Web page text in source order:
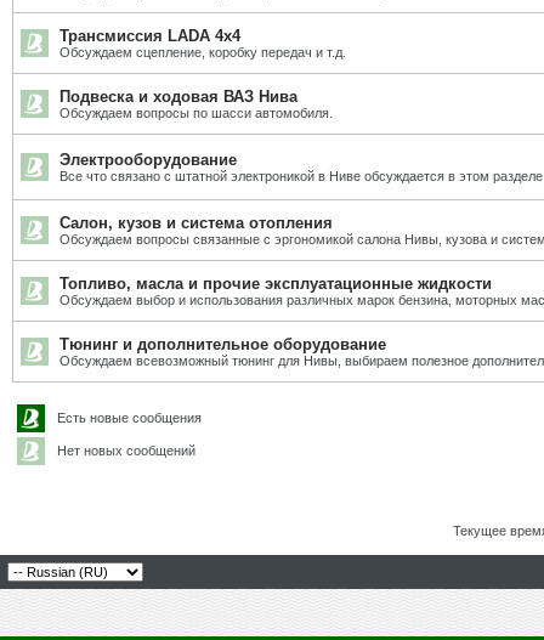
Трансмиссия LADA 4x4
Обсуждаем сцепление, коробку передач и т.д.
Подвеска и ходовая ВАЗ Нива
Обсуждаем вопросы по шасси автомобиля.
Электрооборудование
Все что связано с штатной электроникой в Ниве обсуждается в этом
Салон, кузов и система отопления
Обсуждаем вопросы связанные с эргономикой салона Нивы, кузова и
Топливо, масла и прочие эксплуатационные жидкости
Обсуждаем выбор и использования различных марок бензина, моторных
Тюнинг и дополнительное оборудование
Обсуждаем всевозможный тюнинг для Нивы, выбираем полезное
Есть новые сообщения
Нет новых сообщений
Текущее